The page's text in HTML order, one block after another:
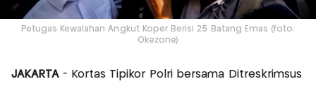
Petugas Kewalahan Angkut Koper Berisi 25 Batang Emas (foto:
Okezone)
JAKARTA- Kortas Tipikor Polri bersama Ditreskrimsus